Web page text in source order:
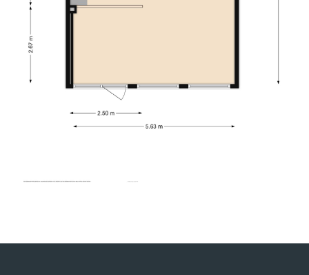
TINO SPRANGERS
persoon en heeft goed geluisterd naar onze
wensen in relatie tot de actuele huizenmarkt. De
verkoop verliep voorspoedig. Wij bevelen zijn
dienstverlening van harte aan.
9